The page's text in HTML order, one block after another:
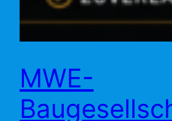
MWE-